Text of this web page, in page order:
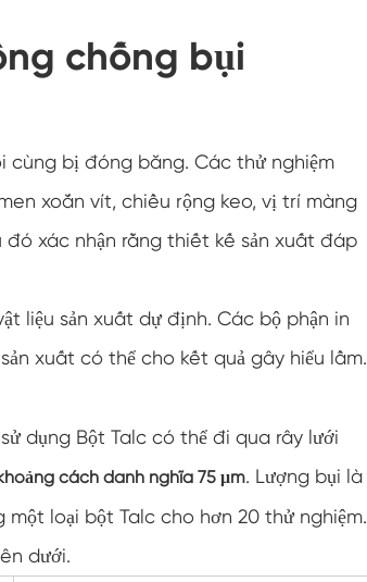
nhiệt độ
lạnh
nghiệm chống nổ
nghiệm mô-đun PV
nghiệm PV
trường PV
chống bụi
cùng bị đóng băng. Các thử nghiệm
xoắn vít, chiều rộng keo, vị trí màng
xác nhận rằng thiết kế sản xuất đáp
liệu sản xuất dự định. Các bộ phận in
xuất có thể cho kết quả gây hiểu lầm.
dụng Bột Talc có thể đi qua rây lưới
cách danh nghĩa 75 μm. Lượng bụi là
loại bột Talc cho hơn 20 thử nghiệm.
dưới.